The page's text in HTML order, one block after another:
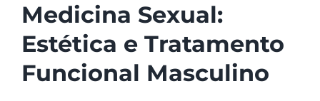
Medicina Sexual:
Estética e Tratamento
Funcional Masculino